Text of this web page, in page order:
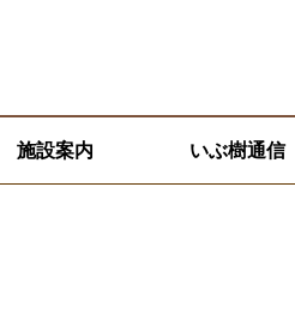
施設案内 いぶ樹通信